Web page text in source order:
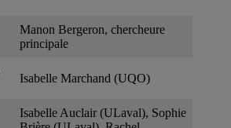
Manon Bergeron, chercheure
principale
Isabelle Marchand (UQO)
Isabelle Auclair (ULaval), Sophie